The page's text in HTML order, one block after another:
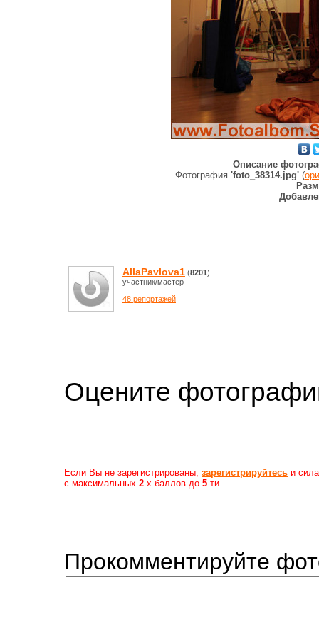
Описание
Фотография 'foto_38314.jpg'(
AllaPavlova1 (8201)
участник/мастер
48 репортажей
Оцените
Если Вы не зарегистрированы, зарегистрируйтесь и
с максимальных 2-х баллов до 5-ти.
Прокомментируйте